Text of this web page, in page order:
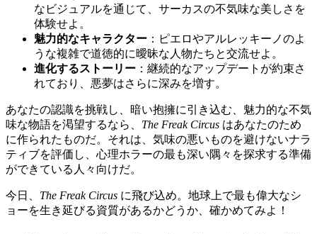
なビジュアルを通じて、サーカスの不気味な美しさを
体験せよ。
魅力的なキャラクター ：ピエロやアルレッキーノのよ
うな複雑で道徳的に曖昧な人物たちと交流せよ。
進化するストーリー ：継続的なアップデートが約束さ
れており、悪夢はさらに深みを増す。
あなたの認識を挑戦し、暗い抱擁に引き込む、魅力的な不気
味な物語を渇望するなら、 The Freak Circus はあなたのため
に作られたものだ。それは、気味の悪いものを避けないナラ
ティブを評価し、心理ホラーの最も深い隅々を探求する準備
ができている人々向けだ。
今日、 The Freak Circus に飛び込め。地球上で最も偉大なシ
ョーを生き延びる資質があるかどうか、確かめてみよ！